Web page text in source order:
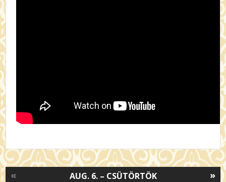
»
AUG. 6. – CSÜTÖRTÖK
«